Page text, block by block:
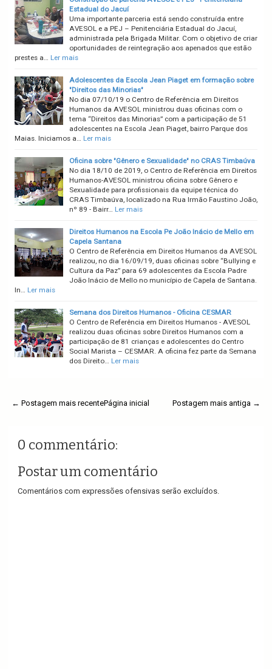
Estadual do Jacuí
Uma importante parceria está sendo construída entre
AVESOL e a PEJ – Penitenciária Estadual do Jacuí,
administrada pela Brigada Militar. Com o objetivo de criar
oportunidades de reintegração aos apenados que estão
prestes a… Ler mais
Adolescentes da Escola Jean Piaget em formação sobre
"Direitos das Minorias"
No dia 07/10/19 o Centro de Referência em Direitos
Humanos da AVESOL ministrou duas oficinas com o
tema “Direitos das Minorias” com a participação de 51
adolescentes na Escola Jean Piaget, bairro Parque dos
Maias. Iniciamos a… Ler mais
Oficina sobre "Gênero e Sexualidade" no CRAS Timbaúva
No dia 18/10 de 2019, o Centro de Referência em Direitos
Humanos-AVESOL ministrou oficina sobre Gênero e
Sexualidade para profissionais da equipe técnica do
CRAS Timbaúva, localizado na Rua Irmão Faustino João,
nº 89 - Bairr… Ler mais
Direitos Humanos na Escola Pe João Inácio de Mello em
Capela Santana
O Centro de Referência em Direitos Humanos da AVESOL
realizou, no dia 16/09/19, duas oficinas sobre “Bullying e
Cultura da Paz” para 69 adolescentes da Escola Padre
João Inácio de Mello no município de Capela de Santana.
In… Ler mais
Semana dos Direitos Humanos - Oficina CESMAR
O Centro de Referência em Direitos Humanos - AVESOL
realizou duas oficinas sobre Direitos Humanos com a
participação de 81 crianças e adolescentes do Centro
Social Marista – CESMAR. A oficina fez parte da Semana
dos Direito… Ler mais
← Postagem mais recente Postagem mais antiga →
Página inicial
0 commentário:
Postar um comentário
Comentários com expressões ofensivas serão excluídos.